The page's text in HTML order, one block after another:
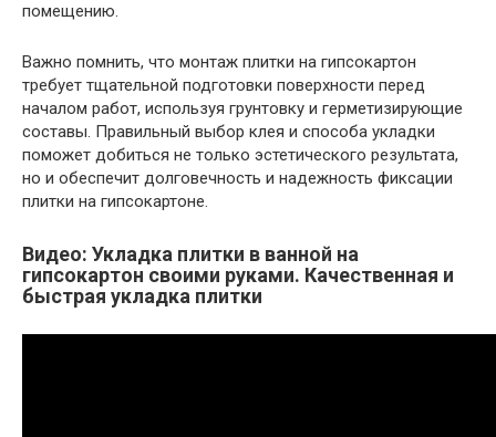
помещению.
Важно помнить, что монтаж плитки на гипсокартон
требует тщательной подготовки поверхности перед
началом работ, используя грунтовку и герметизирующие
составы. Правильный выбор клея и способа укладки
поможет добиться не только эстетического результата,
но и обеспечит долговечность и надежность фиксации
плитки на гипсокартоне.
Видео: Укладка плитки в ванной на
гипсокартон своими руками. Качественная и
быстрая укладка плитки